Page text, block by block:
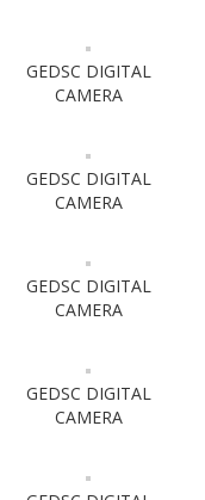
GEDSC DIGITAL
CAMERA
GEDSC DIGITAL
CAMERA
GEDSC DIGITAL
CAMERA
GEDSC DIGITAL
CAMERA